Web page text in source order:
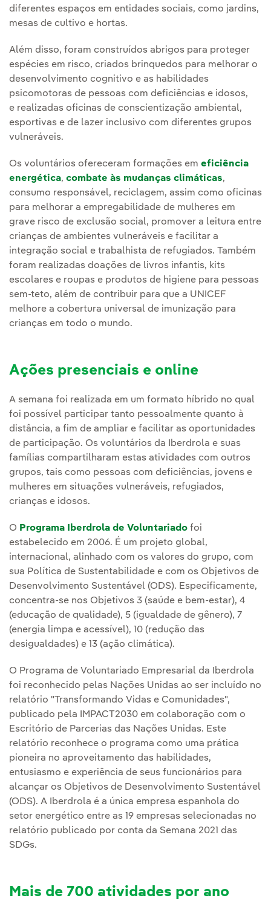
diferentes espaços em entidades sociais, como jardins,
mesas de cultivo e hortas.
Além disso, foram construídos abrigos para proteger
espécies em risco, criados brinquedos para melhorar o
desenvolvimento cognitivo e as habilidades
psicomotoras de pessoas com deficiências e idosos,
e realizadas oficinas de conscientização ambiental,
esportivas e de lazer inclusivo com diferentes grupos
vulneráveis.
Os voluntários ofereceram formações em eficiência
energética, combate às mudanças climáticas,
consumo responsável, reciclagem, assim como oficinas
para melhorar a empregabilidade de mulheres em
grave risco de exclusão social, promover a leitura entre
crianças de ambientes vulneráveis e facilitar a
integração social e trabalhista de refugiados. Também
foram realizadas doações de livros infantis, kits
escolares e roupas e produtos de higiene para pessoas
sem-teto, além de contribuir para que a UNICEF
melhore a cobertura universal de imunização para
crianças em todo o mundo.
Ações presenciais e online
A semana foi realizada em um formato híbrido no qual
foi possível participar tanto pessoalmente quanto à
distância, a fim de ampliar e facilitar as oportunidades
de participação. Os voluntários da Iberdrola e suas
famílias compartilharam estas atividades com outros
grupos, tais como pessoas com deficiências, jovens e
mulheres em situações vulneráveis, refugiados,
crianças e idosos.
O Programa Iberdrola de Voluntariado foi
estabelecido em 2006. É um projeto global,
internacional, alinhado com os valores do grupo, com
sua Política de Sustentabilidade e com os Objetivos de
Desenvolvimento Sustentável (ODS). Especificamente,
concentra-se nos Objetivos 3 (saúde e bem-estar), 4
(educação de qualidade), 5 (igualdade de gênero), 7
(energia limpa e acessível), 10 (redução das
desigualdades) e 13 (ação climática).
O Programa de Voluntariado Empresarial da Iberdrola
foi reconhecido pelas Nações Unidas ao ser incluído no
relatório "Transformando Vidas e Comunidades",
publicado pela IMPACT2030 em colaboração com o
Escritório de Parcerias das Nações Unidas. Este
relatório reconhece o programa como uma prática
pioneira no aproveitamento das habilidades,
entusiasmo e experiência de seus funcionários para
alcançar os Objetivos de Desenvolvimento Sustentável
(ODS). A Iberdrola é a única empresa espanhola do
setor energético entre as 19 empresas selecionadas no
relatório publicado por conta da Semana 2021 das
SDGs.
Mais de 700 atividades por ano